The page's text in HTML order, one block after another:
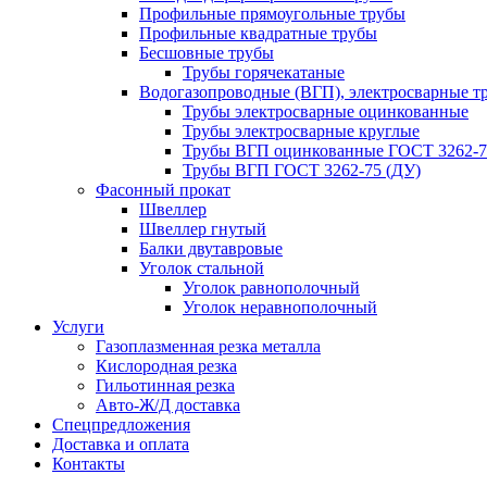
Профильные прямоугольные трубы
Профильные квадратные трубы
Бесшовные трубы
Трубы горячекатаные
Водогазопроводные (ВГП), электросварные
Трубы электросварные оцинкованные
Трубы электросварные круглые
Трубы ВГП оцинкованные ГОСТ 3262-
Трубы ВГП ГОСТ 3262-75 (ДУ)
Фасонный прокат
Швеллер
Швеллер гнутый
Балки двутавровые
Уголок стальной
Уголок равнополочный
Уголок неравнополочный
Услуги
Газоплазменная резка металла
Кислородная резка
Гильотинная резка
Авто-Ж/Д доставка
Спецпредложения
Доставка и оплата
Контакты